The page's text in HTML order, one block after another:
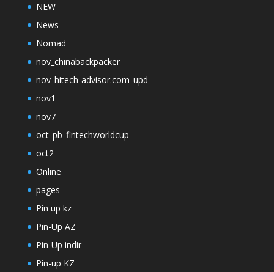
NEW
News
Nomad
nov_chinabackpacker
nov_hitech-advisor.com_upd
nov1
nov7
oct_pb_fintechworldcup
oct2
Online
pages
Pin up kz
Pin-Up AZ
Pin-Up indir
Pin-up KZ